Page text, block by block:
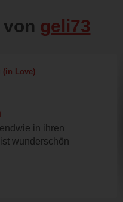
geli73
(in Love)
in ihren
wunderschön